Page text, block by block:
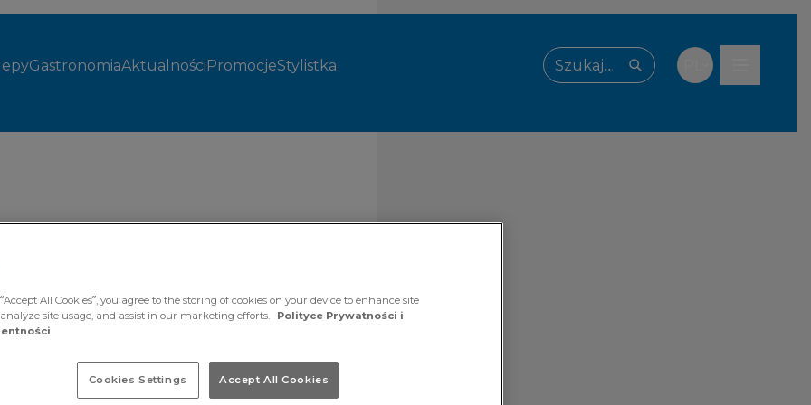
GastronomiaAktualnościPromocjeStylistka
Wpisz, czego szukasz
All Cookies”, you agree to the storing of cookies on your device to enhance site
site usage, and assist in our marketing efforts.
Polityce Prywatności i
Cookies Settings Accept All Cookies